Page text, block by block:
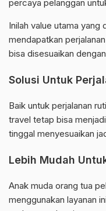
percaya pelanggan
Inilah value utama yang
mendapatkan
bisa disesuaikan
Solusi Untuk
Baik untuk perjalanan
travel tetap bisa
tinggal menyesuaikan
Lebih Mudah
Anak muda orang tua
menggunakan layanan